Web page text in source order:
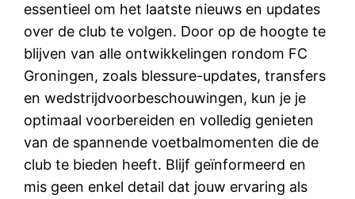
essentieel om het laatste nieuws en updates
over de club te volgen. Door op de hoogte te
blijven van alle ontwikkelingen rondom FC
Groningen, zoals blessure-updates, transfers
en wedstrijdvoorbeschouwingen, kun je je
optimaal voorbereiden en volledig genieten
van de spannende voetbalmomenten die de
club te bieden heeft. Blijf geïnformeerd en
mis geen enkel detail dat jouw ervaring als